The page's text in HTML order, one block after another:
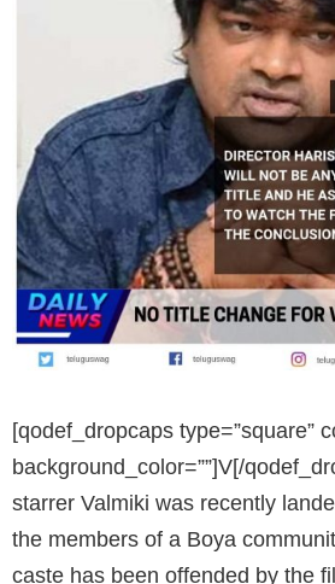
[qodef_dropcaps type=”square”
background_color=””]V[/
starrer Valmiki was recently
the members of a Boya
caste has been offended by the